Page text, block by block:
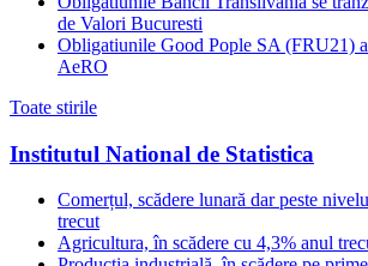
de Valori Bucuresti
Obligatiunile Good Pople SA (FRU21)
AeRO
Toate stirile
Institutul National de Statistica
Comerțul, scădere lunară dar peste
trecut
Agricultura, în scădere cu 4,3% anul